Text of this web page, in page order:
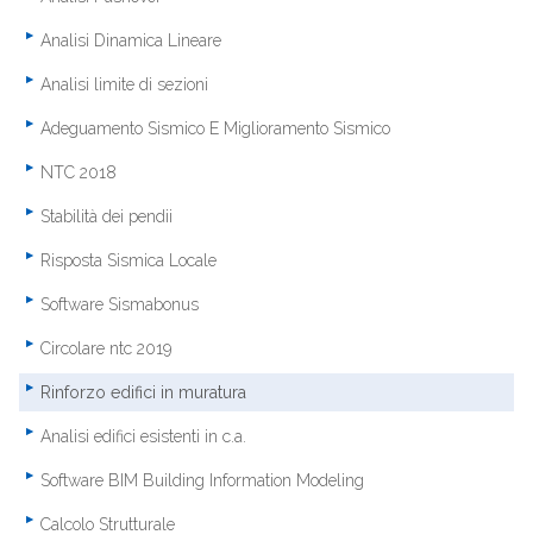
Analisi Dinamica Lineare
Analisi limite di sezioni
Adeguamento Sismico E Miglioramento Sismico
NTC 2018
Stabilità dei pendii
Risposta Sismica Locale
Software Sismabonus
Circolare ntc 2019
Rinforzo edifici in muratura
Analisi edifici esistenti in c.a.
Software BIM Building Information Modeling
Calcolo Strutturale